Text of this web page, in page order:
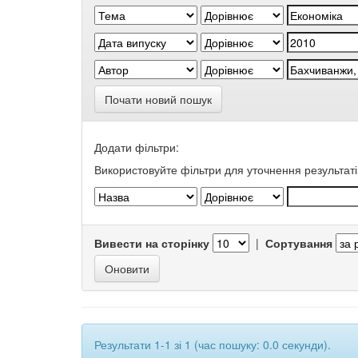
Почати новий пошук
Додати фільтри:
Використовуйте фільтри для уточнення
Вивести на сторінку | Сортування
Результати 1-1 зі 1 (час пошуку: 0.0 секунди).